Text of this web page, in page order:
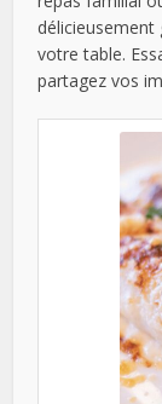
délicieusement
votre table.
partagez vos